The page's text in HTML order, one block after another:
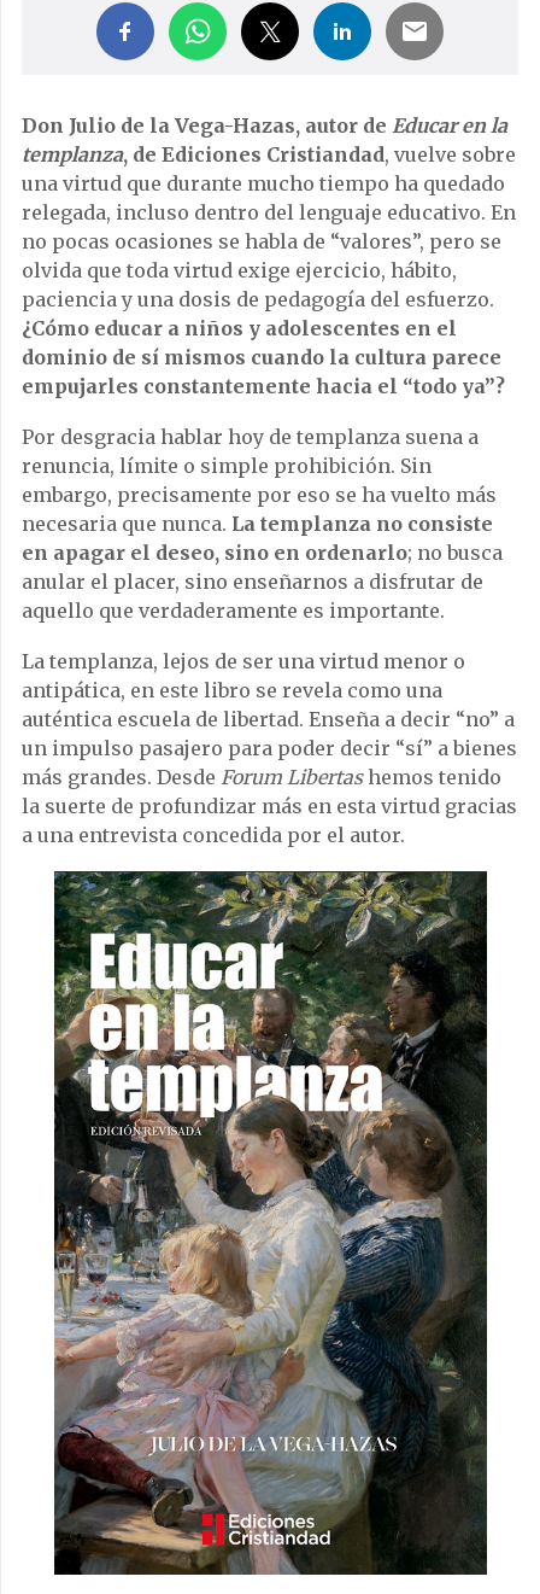
Don Julio de la Vega-Hazas, autor de Educar en la
templanza, de Ediciones Cristiandad, vuelve sobre
una virtud que durante mucho tiempo ha quedado
relegada, incluso dentro del lenguaje educativo. En
no pocas ocasiones se habla de “valores”, pero se
olvida que toda virtud exige ejercicio, hábito,
paciencia y una dosis de pedagogía del esfuerzo.
¿Cómo educar a niños y adolescentes en el
dominio de sí mismos cuando la cultura parece
empujarles constantemente hacia el “todo ya”?
Por desgracia hablar hoy de templanza suena a
renuncia, límite o simple prohibición. Sin
embargo, precisamente por eso se ha vuelto más
necesaria que nunca. La templanza no consiste
en apagar el deseo, sino en ordenarlo; no busca
anular el placer, sino enseñarnos a disfrutar de
aquello que verdaderamente es importante.
La templanza, lejos de ser una virtud menor o
antipática, en este libro se revela como una
auténtica escuela de libertad. Enseña a decir “no” a
un impulso pasajero para poder decir “sí” a bienes
más grandes. Desde Forum Libertashemos tenido
la suerte de profundizar más en esta virtud gracias
a una entrevista concedida por el autor.